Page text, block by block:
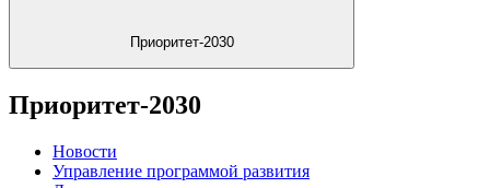
Приоритет-2030
Приоритет-2030
Новости
Управление программой развития